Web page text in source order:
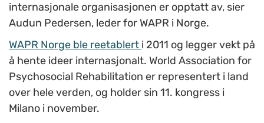
internasjonale organisasjonen er opptatt av, sier
Audun Pedersen, leder for WAPR i Norge.
WAPR Norge ble reetablert i 2011 og legger vekt på
å hente ideer internasjonalt. World Association for
Psychosocial Rehabilitation er representert i land
over hele verden, og holder sin 11. kongress i
Milano i november.